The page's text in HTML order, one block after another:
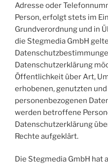
Adresse oder
Person, erfolgt stets im
Grundverordnung und in
die Stegmedia GmbH
Datenschutzerklärung
Öffentlichkeit über Art,
erhobenen, genutzten
personenbezogenen
werden betroffene
Datenschutzerklärung
Rechte aufgeklärt.
Die Stegmedia GmbH hat